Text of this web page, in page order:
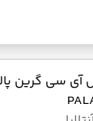
آی سی گرین